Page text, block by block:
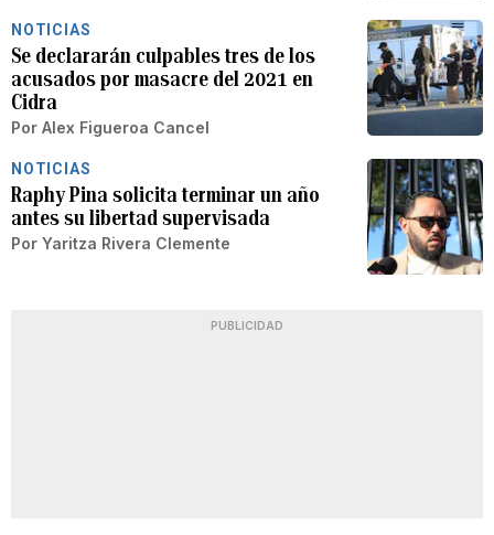
NOTICIAS
Se declararán culpables tres de los
acusados por masacre del 2021 en
Cidra
Por Alex Figueroa Cancel
NOTICIAS
Raphy Pina solicita terminar un año
antes su libertad supervisada
Por Yaritza Rivera Clemente
PUBLICIDAD